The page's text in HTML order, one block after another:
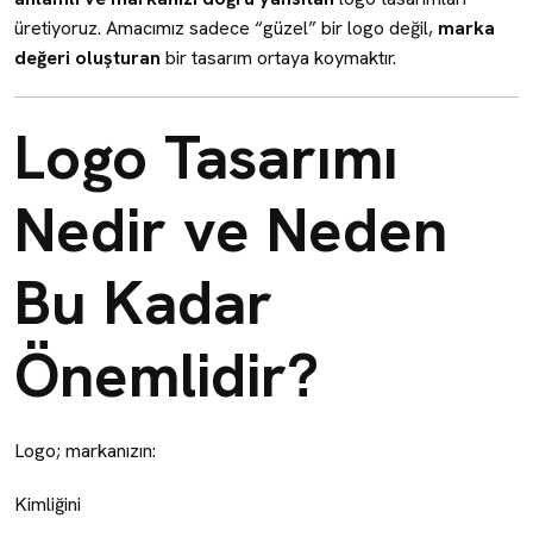
üretiyoruz. Amacımız sadece “güzel” bir logo değil, marka
değeri oluşturan bir tasarım ortaya koymaktır.
Logo Tasarımı
Nedir ve Neden
Bu Kadar
Önemlidir?
Logo; markanızın:
Kimliğini